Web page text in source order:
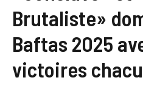
Brutaliste»
Baftas 2025
victoires